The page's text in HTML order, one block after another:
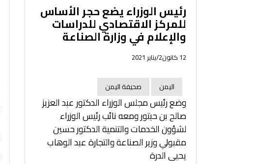
رئيس الوزراء يضع حجر الأساس
للمركز الاقتصادي للدراسات
والإعلام في وزارة الصناعة
12 كانون2/يناير 2021
اليمن صحيفة اليمن
وضع رئيس مجلس الوزراء الدكتور عبد العزيز
صالح بن حبتور ومعه نائب رئيس الوزراء
لشؤون الخدمات والتنمية الدكتور حسين
مقبولي وزير الصناعة والتجارة عبد الوهاب
يحيى الدرة